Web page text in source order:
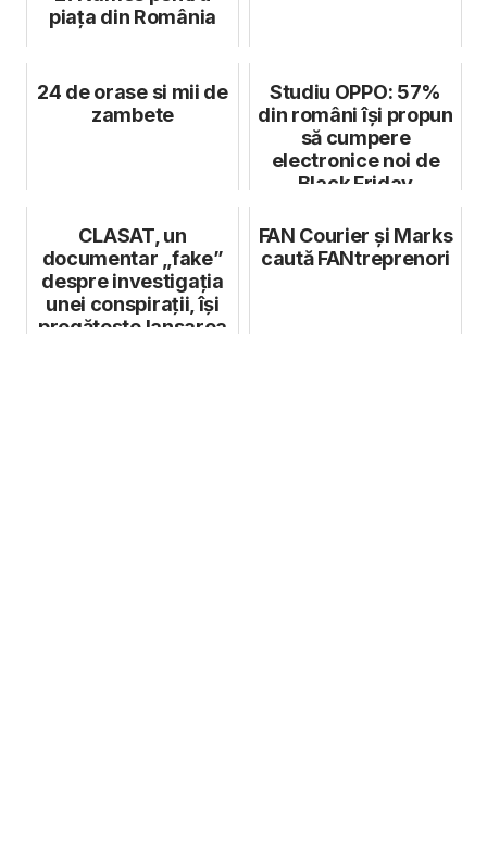
piața din România
24 de orase si mii de
zambete
Studiu OPPO: 57%
din români își propun
să cumpere
electronice noi de
Black Friday
CLASAT, un
documentar „fake”
despre investigația
unei conspirații, își
pregătește lansarea
FAN Courier și Marks
caută FANtreprenori